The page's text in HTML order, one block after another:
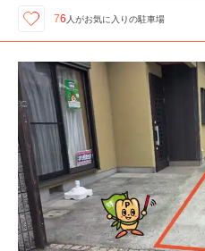
76 人がお気に入りの駐車場